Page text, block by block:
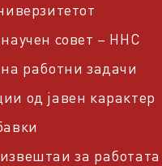
совет – ННС
работни задачи
од јавен карактер
за работата